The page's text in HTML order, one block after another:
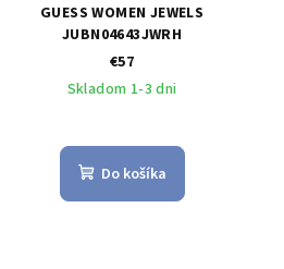
GUESS WOMEN JEWELS
JUBN04643JWRH
€57
Skladom 1-3 dni
Do košíka